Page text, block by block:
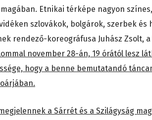
Etnikai térképe nagyon
szlovákok, bolgárok, szerbek
rendező-koreográfusa Juhász Zsolt,
november 28-án, 19 órától lesz
hogy a benne bemutatandó
a Sárrét és a Szilágyság